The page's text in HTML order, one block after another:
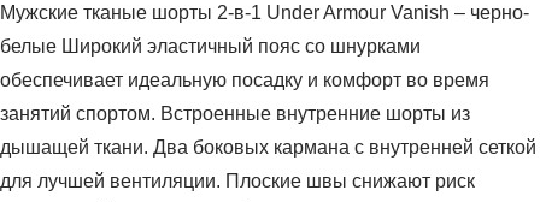
Мужские тканые шорты 2-в-1 Under Armour Vanish – черно-
белые Широкий эластичный пояс со шнурками
обеспечивает идеальную посадку и комфорт во время
занятий спортом. Встроенные внутренние шорты из
дышащей ткани. Два боковых кармана с внутренней сеткой
для лучшей вентиляции. Плоские швы снижают риск